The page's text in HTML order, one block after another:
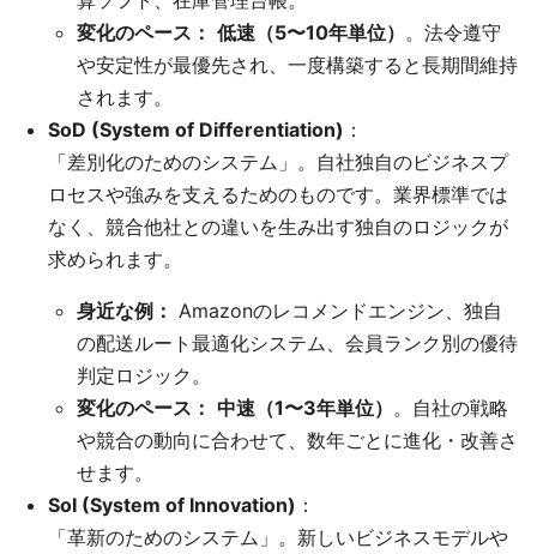
変化のペース： 低速（5〜10年単位） 。法令遵守
や安定性が最優先され、一度構築すると長期間維持
されます。
SoD (System of Differentiation) ：
「差別化のためのシステム」。自社独自のビジネスプ
ロセスや強みを支えるためのものです。業界標準では
なく、競合他社との違いを生み出す独自のロジックが
求められます。
身近な例： Amazonのレコメンドエンジン、独自
の配送ルート最適化システム、会員ランク別の優待
判定ロジック。
変化のペース： 中速（1〜3年単位） 。自社の戦略
や競合の動向に合わせて、数年ごとに進化・改善さ
せます。
SoI (System of Innovation) ：
「革新のためのシステム」。新しいビジネスモデルや